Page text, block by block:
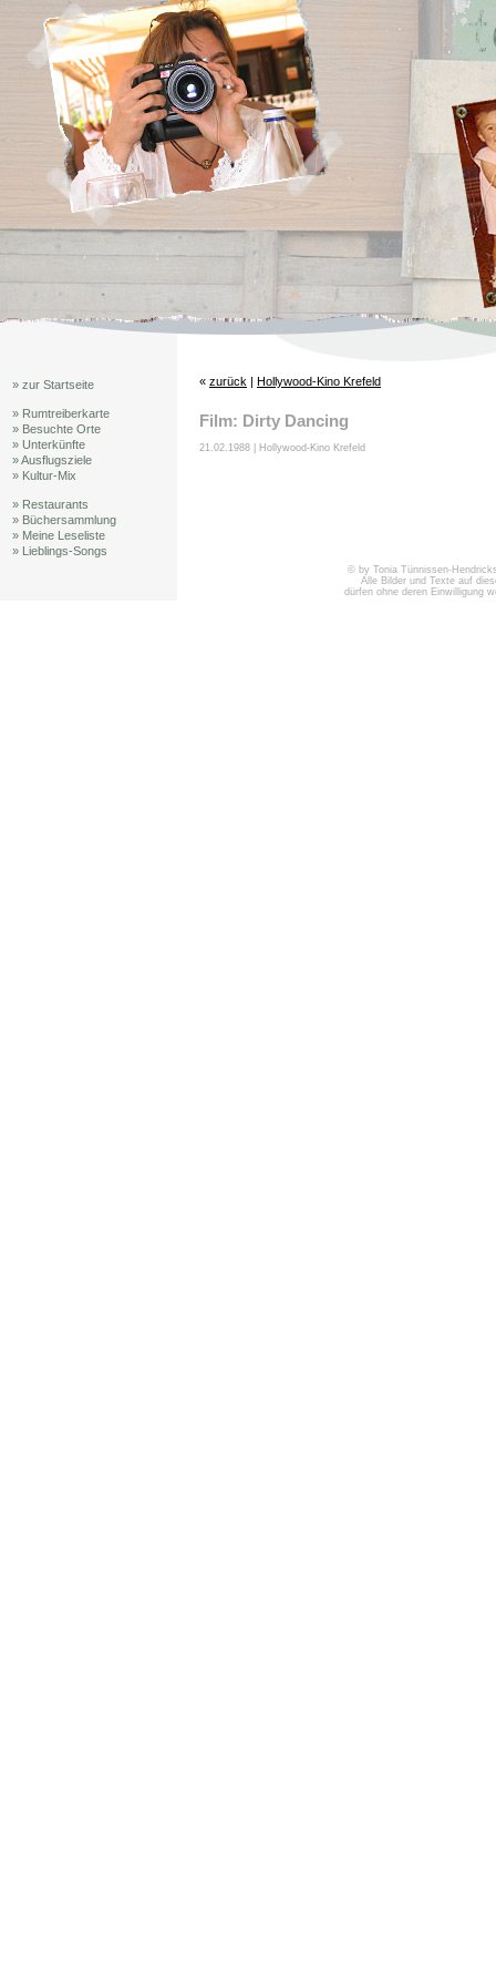
» zur Startseite
» Rumtreiberkarte
» Besuchte Orte
» Unterkünfte
» Ausflugsziele
» Kultur-Mix
» Restaurants
» Büchersammlung
» Meine Leseliste
» Lieblings-Songs
« zurück | Hollywood-Kino Krefeld
Film: Dirty Dancing
21.02.1988 | Hollywood-Kino Krefeld
© by Tonia Tünnissen-
Alle Bilder und Texte auf
dürfen ohne deren Einwilligung